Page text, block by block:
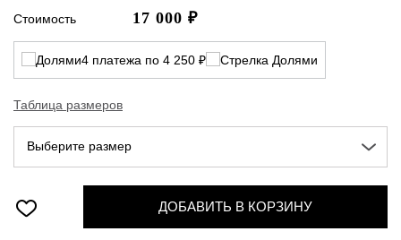
Стоимость 17 000 ₽
4 платежа по 4 250 ₽
Таблица размеров
Выберите размер
ДОБАВИТЬ В КОРЗИНУ